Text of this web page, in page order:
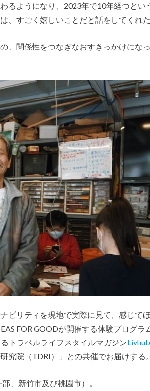
るようになり、2023年で10年経つとい
、すごく嬉しいことだと話をしてくれた
、関係性をつなぎなおすきっかけにな
ビリティを現地で実際に見て、感じて
FOR GOODが開催する体験プログラ
トラベルライフスタイルマガジンLivhub
究院（TDRI）」との共催でお届けする。
、新竹市及び桃園市）。